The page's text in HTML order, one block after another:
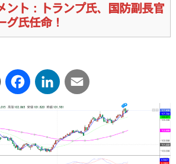
ント：トランプ氏、国防副長官
グ氏任命！
FacebookLinkedIn